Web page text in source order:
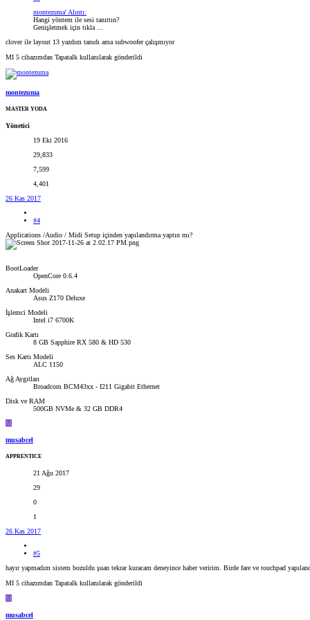
montezuma' Alıntı:
Hangi yöntem ile sesi tanıttın?
Genişletmek için tıkla ...
clover ile layout 13 yazdım tanıdı ama subwoofer çalışmıyor
MI 5 cihazımdan Tapatalk kullanılarak gönderildi
montezuma
MASTER YODA
Yönetici
19 Eki 2016
29,833
7,599
4,401
26 Kas 2017
#4
Applications /Audio / Midi Setup içinden yapılandırma yaptın mı?
BootLoader
OpenCore 0.6.4
Anakart Modeli
Asus Z170 Deluxe
İşlemci Modeli
Intel i7 6700K
Grafik Kartı
8 GB Sapphire RX 580 & HD 530
Ses Kartı Modeli
ALC 1150
Ağ Aygıtları
Broadcom BCM43xx - I211 Gigabit Ethernet
Disk ve RAM
500GB NVMe & 32 GB DDR4
M
musabcel
APPRENTICE
21 Ağu 2017
29
0
1
26 Kas 2017
#5
hayır yapmadım sistem bozuldu şuan tekrar kuracam deneyince haber veririm. Birde fare ve touchpad
MI 5 cihazımdan Tapatalk kullanılarak gönderildi
M
musabcel